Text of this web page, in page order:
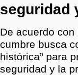
seguridad
De acuerdo
cumbre busca
histórica” para
seguridad y la